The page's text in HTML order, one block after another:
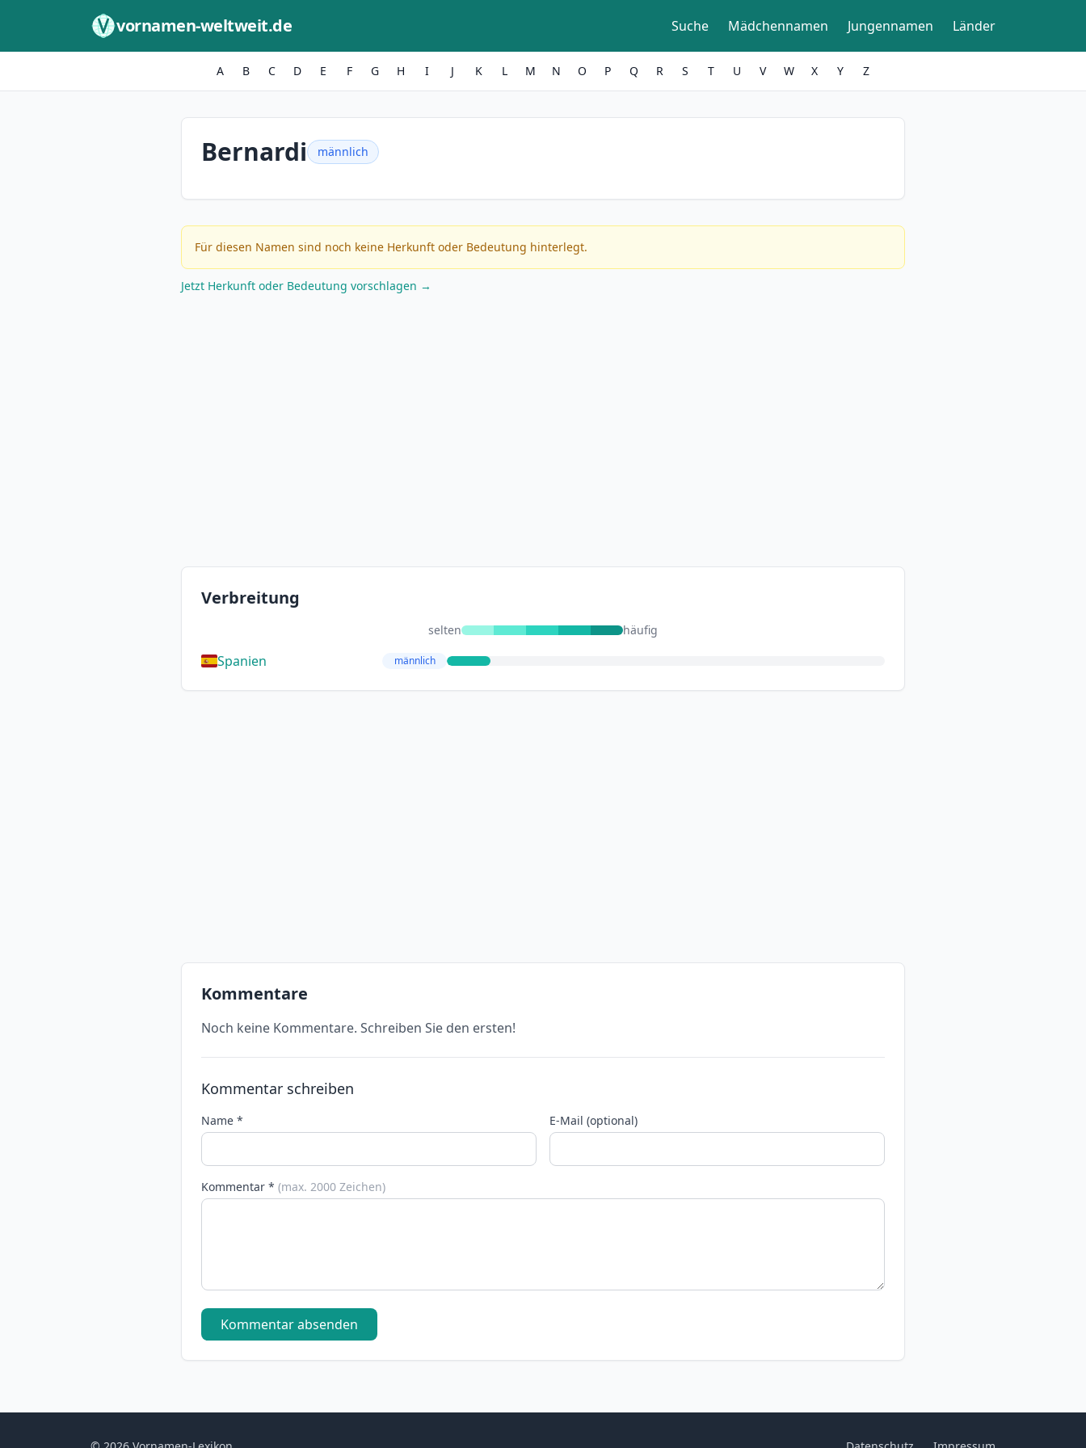
vornamen-weltweit.de Suche Mädchennamen Jungennamen Länder
A B C D E F G H I J K L M N O P Q R S T U V W X Y Z
Bernardi männlich
Für diesen Namen sind noch keine Herkunft oder Bedeutung hinterlegt.
Jetzt Herkunft oder Bedeutung vorschlagen →
Verbreitung
selten häufig
Spanien männlich
Kommentare
Noch keine Kommentare. Schreiben Sie den ersten!
Kommentar schreiben
Name * E-Mail (optional)
Kommentar * (max. 2000 Zeichen)
Kommentar absenden